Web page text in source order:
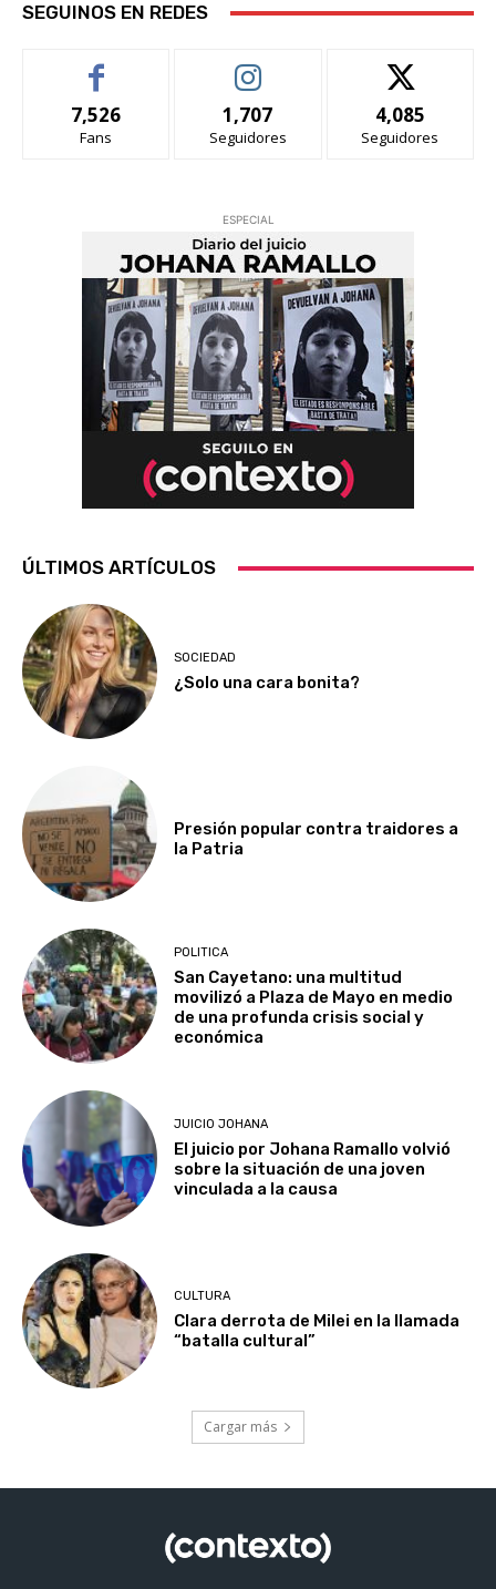
SEGUINOS EN REDES
7,526
Fans
1,707
Seguidores
4,085
Seguidores
ESPECIAL
ÚLTIMOS ARTÍCULOS
SOCIEDAD
¿Solo una cara bonita?
Presión popular contra traidores a
la Patria
POLITICA
San Cayetano: una multitud
movilizó a Plaza de Mayo en medio
de una profunda crisis social y
económica
JUICIO JOHANA
El juicio por Johana Ramallo volvió
sobre la situación de una joven
vinculada a la causa
CULTURA
Clara derrota de Milei en la llamada
“batalla cultural”
Cargar más